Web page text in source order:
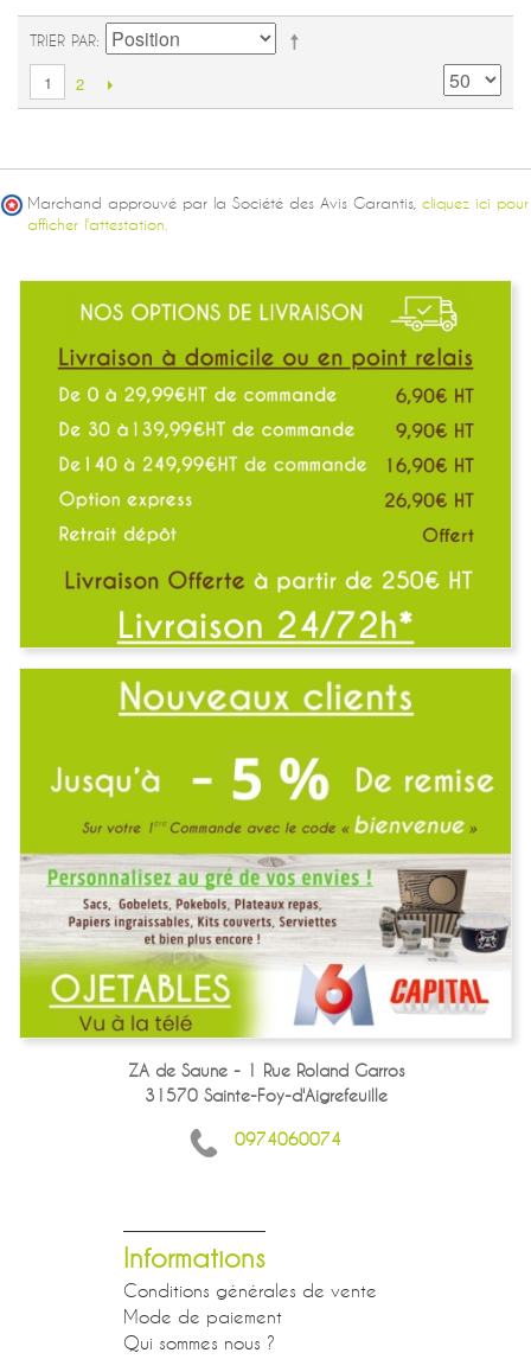
TRIER PAR
1 2
Marchand approuvé par la Société des Avis Garantis, cliquez ici pour
afficher l'attestation.
ZA de Saune - 1 Rue Roland Garros
31570 Sainte-Foy-d'Aigrefeuille
0974060074
Informations
Conditions générales de vente
Mode de paiement
Qui sommes nous ?